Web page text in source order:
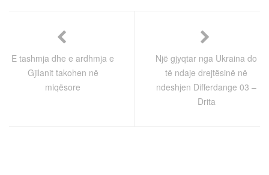
E tashmja dhe e ardhmja e
Gjilanit takohen në
miqësore
Një gjyqtar nga Ukraina do
të ndaje drejtësinë në
ndeshjen Differdange 03 –
Drita